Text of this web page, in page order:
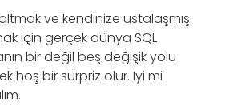
ve kendinize ustalaşmış
için gerçek dünya SQL
bir değil beş değişik yolu
hoş bir sürpriz olur. Iyi mi